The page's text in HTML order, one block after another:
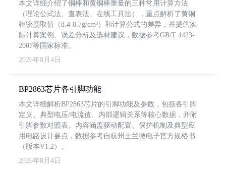
本文详细介绍了铜棒和黄铜棒重量的三种常用计算方法
（理论公式法、查表法、在线工具法），重点解析了黄铜
棒密度取值（8.4-8.7g/cm³）和计算公式的差异，并提供实
际计算案例、误差分析及选材建议，数据参考GB/T 4423-
2007等国家标准。
2026年8月4日
BP2863芯片各引脚功能
本文详细解析BP2863芯片的引脚功能及参数，包括各引脚
定义、典型电压/电流值、内部逻辑关系等核心数据，并附
引脚参数对照表。内容涵盖驱动配置、保护机制及典型应
用电路设计要点，数据参考自杭州士兰微电子官方规格书
（版本V1.2）。
2026年8月4日